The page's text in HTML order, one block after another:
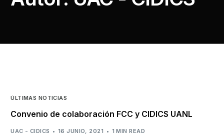
ÚLTIMAS NOTICIAS
Convenio de colaboración FCC y CIDICS UANL
UAC - CIDICS 16 JUNIO, 2021 1 MIN READ